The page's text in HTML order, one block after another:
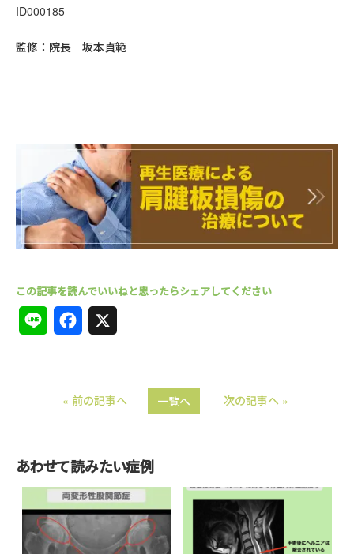
ID000185
監修：院長 坂本貞範
e
o
o
k
« 前の記事へ 一覧へ 次の記事へ »
あわせて読みたい症例